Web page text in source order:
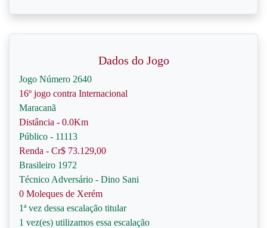
Dados do Jogo
Jogo Número 2640
16º jogo contra Internacional
Maracanã
Distância - 0.0Km
Público - 11113
Renda - Cr$ 73.129,00
Brasileiro 1972
Técnico Adversário - Dino Sani
0 Moleques de Xerém
1ª vez dessa escalação titular
1 vez(es) utilizamos essa escalação